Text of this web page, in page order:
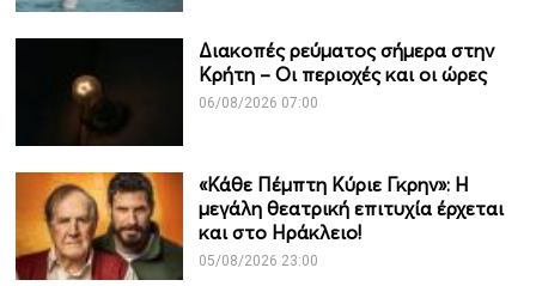
Διακοπές ρεύματος σήμερα στην
Κρήτη – Οι περιοχές και οι ώρες
06/08/2026 07:00
«Κάθε Πέμπτη Κύριε Γκρην»: Η
μεγάλη θεατρική επιτυχία έρχεται
και στο Ηράκλειο!
05/08/2026 23:00